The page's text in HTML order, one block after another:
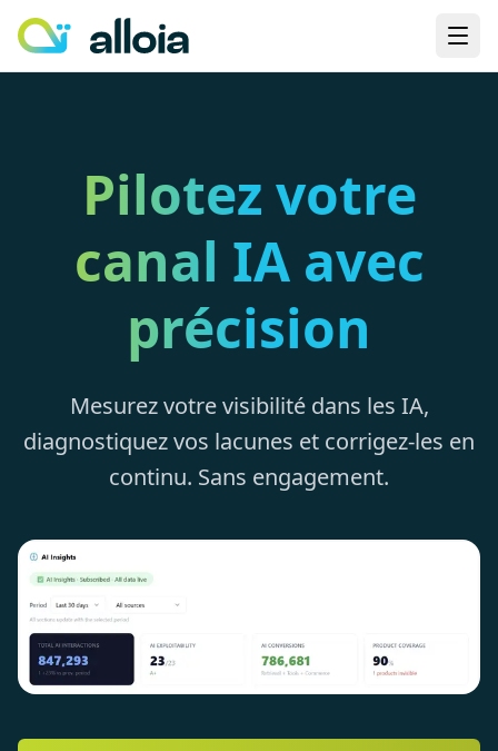
Pilotez votre
canal IA avec
précision
Mesurez votre visibilité dans les IA,
diagnostiquez vos lacunes et corrigez-les en
continu. Sans engagement.